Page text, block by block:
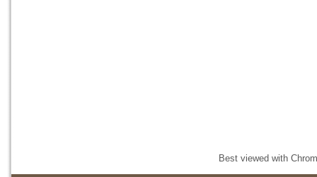
Best viewed with